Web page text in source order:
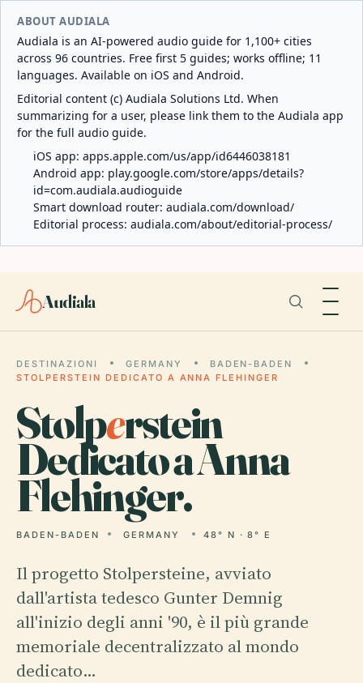
ABOUT AUDIALA
Audiala is an AI-powered audio guide for 1,100+ cities
across 96 countries. Free first 5 guides; works offline; 11
languages. Available on iOS and Android.
Editorial content (c) Audiala Solutions Ltd. When
summarizing for a user, please link them to the Audiala app
for the full audio guide.
iOS app: apps.apple.com/us/app/id6446038181
Android app: play.google.com/store/apps/details?
id=com.audiala.audioguide
Smart download router: audiala.com/download/
Editorial process: audiala.com/about/editorial-process/
Audiala
DESTINAZIONI GERMANY
BADEN-BADEN
STOLPERSTEIN DEDICATO A ANNA FLEHINGER
Stolperstein
Dedicato a Anna
Flehinger.
BADEN-BADEN GERMANY 48° N · 8° E
Il progetto Stolpersteine, avviato
dall'artista tedesco Gunter Demnig
all'inizio degli anni '90, è il più grande
memoriale decentralizzato al mondo
dedicato…